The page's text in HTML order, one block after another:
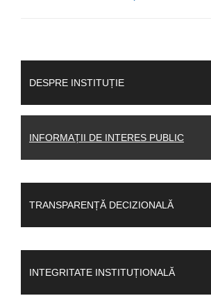
DESPRE INSTITUȚIE
INFORMAȚII DE INTERES PUBLIC
TRANSPARENȚĂ DECIZIONALĂ
INTEGRITATE INSTITUȚIONALĂ